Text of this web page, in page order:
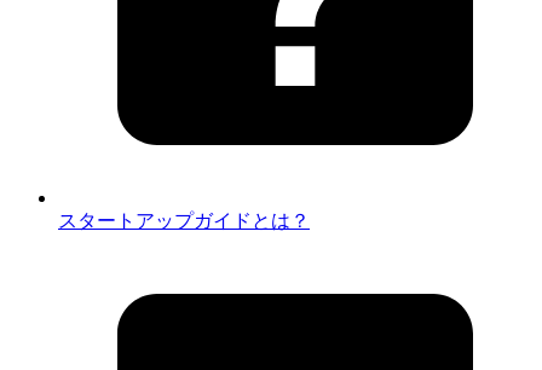
スタートアップガイドとは？